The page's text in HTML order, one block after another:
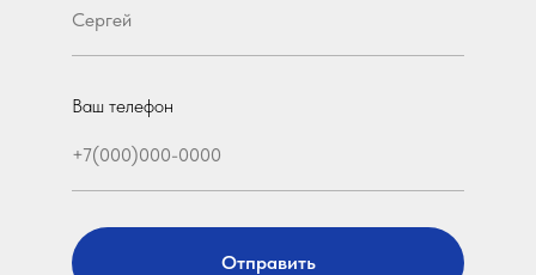
Ваш телефон
Отправить